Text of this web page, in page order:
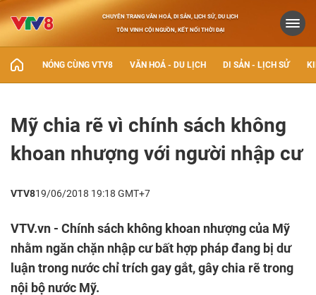
CHUYÊN TRANG VĂN HOÁ, DI SẢN, LỊCH SỬ, DU LỊCH
TÔN VINH CỘI NGUỒN, KẾT NỐI THỜI ĐẠI
NÓNG CÙNG VTV8 VĂN HOÁ - DU LỊCH DI SẢN - LỊCH SỬ
Mỹ chia rẽ vì chính sách không
khoan nhượng với người nhập cư
VTV819/06/2018 19:18 GMT+7
VTV.vn - Chính sách không khoan nhượng của Mỹ
nhằm ngăn chặn nhập cư bất hợp pháp đang bị dư
luận trong nước chỉ trích gay gắt, gây chia rẽ trong
nội bộ nước Mỹ.